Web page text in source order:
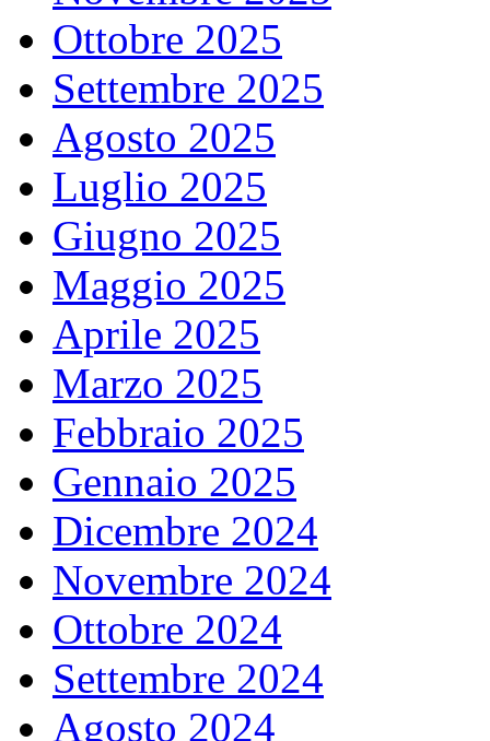
Ottobre 2025
Settembre 2025
Agosto 2025
Luglio 2025
Giugno 2025
Maggio 2025
Aprile 2025
Marzo 2025
Febbraio 2025
Gennaio 2025
Dicembre 2024
Novembre 2024
Ottobre 2024
Settembre 2024
Agosto 2024